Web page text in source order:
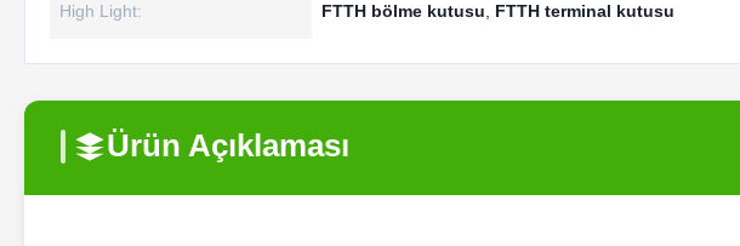
High Light: FTTH bölme kutusu FTTH terminal kutusu
Ürün Açıklaması